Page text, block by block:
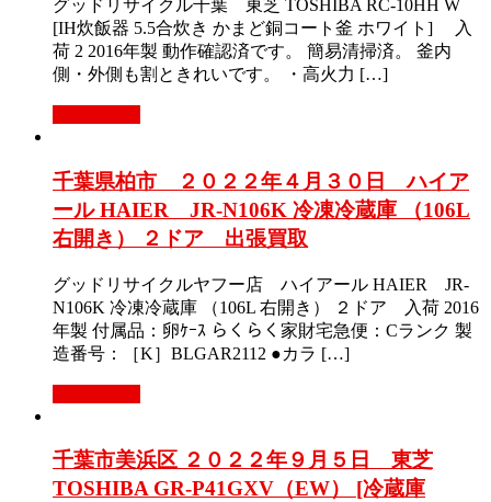
グッドリサイクル千葉 東芝 TOSHIBA RC-10HH W
[IH炊飯器 5.5合炊き かまど銅コート釜 ホワイト] 入
荷 2 2016年製 動作確認済です。 簡易清掃済。 釜内
側・外側も割ときれいです。 ・高火力 […]
千葉県柏市 ２０２２年４月３０日 ハイア
ール HAIER JR-N106K 冷凍冷蔵庫 （106L
右開き） ２ドア 出張買取
グッドリサイクルヤフー店 ハイアール HAIER JR-
N106K 冷凍冷蔵庫 （106L 右開き） ２ドア 入荷 2016
年製 付属品：卵ｹｰｽ らくらく家財宅急便：Cランク 製
造番号：［K］BLGAR2112 ●カラ […]
千葉市美浜区 ２０２２年９月５日 東芝
TOSHIBA GR-P41GXV（EW） [冷蔵庫